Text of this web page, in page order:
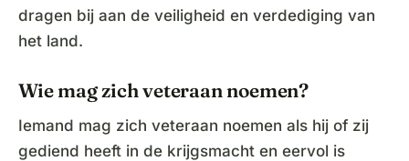
dragen bij aan de veiligheid en verdediging van
het land.
Wie mag zich veteraan noemen?
Iemand mag zich veteraan noemen als hij of zij
gediend heeft in de krijgsmacht en eervol is